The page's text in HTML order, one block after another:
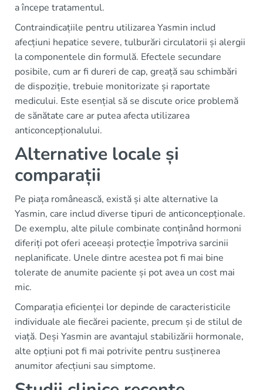
a începe tratamentul.
Contraindicațiile pentru utilizarea Yasmin includ
afecțiuni hepatice severe, tulburări circulatorii și alergii
la componentele din formulă. Efectele secundare
posibile, cum ar fi dureri de cap, greață sau schimbări
de dispoziție, trebuie monitorizate și raportate
medicului. Este esențial să se discute orice problemă
de sănătate care ar putea afecta utilizarea
anticoncepționalului.
Alternative locale și
comparații
Pe piața românească, există și alte alternative la
Yasmin, care includ diverse tipuri de anticoncepționale.
De exemplu, alte pilule combinate conținând hormoni
diferiți pot oferi aceeași protecție împotriva sarcinii
neplanificate. Unele dintre acestea pot fi mai bine
tolerate de anumite paciente și pot avea un cost mai
mic.
Comparația eficienței lor depinde de caracteristicile
individuale ale fiecărei paciente, precum și de stilul de
viață. Deși Yasmin are avantajul stabilizării hormonale,
alte opțiuni pot fi mai potrivite pentru susținerea
anumitor afecțiuni sau simptome.